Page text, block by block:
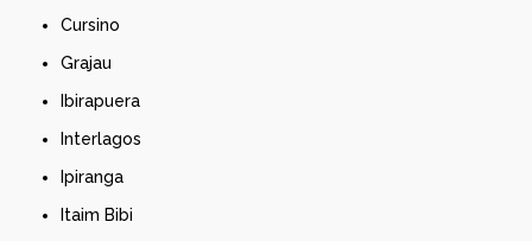
Cursino
Grajau
Ibirapuera
Interlagos
Ipiranga
Itaim Bibi